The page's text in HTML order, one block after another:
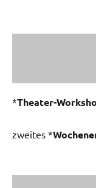
*Theater-
zweites *